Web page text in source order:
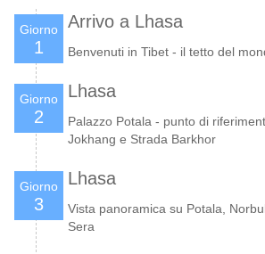
Giorno
1
Arrivo a Lhasa
Benvenuti in Tibet - il tetto del
Giorno
2
Lhasa
Palazzo Potala - punto di
Jokhang e Strada Barkhor
Giorno
3
Lhasa
Vista panoramica su Potala,
Sera